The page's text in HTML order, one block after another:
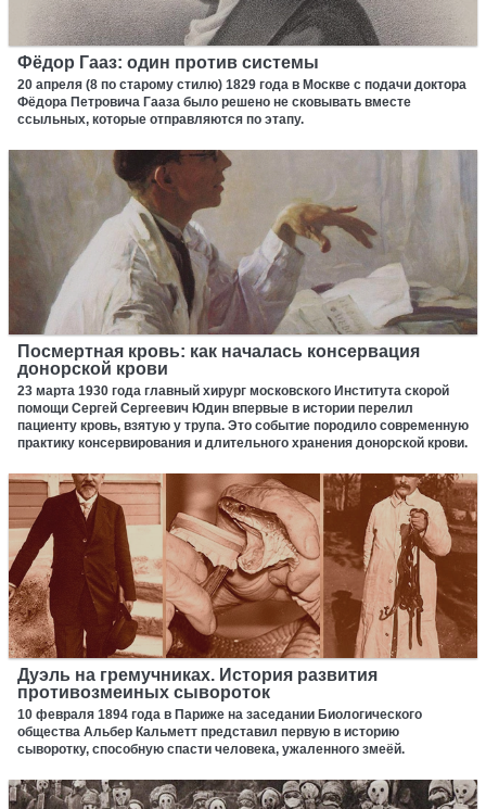
Фёдор Гааз: один против системы
20 апреля (8 по старому стилю) 1829 года в Москве с подачи доктора
Фёдора Петровича Гааза было решено не сковывать вместе
ссыльных, которые отправляются по этапу.
Посмертная кровь: как началась консервация
донорской крови
23 марта 1930 года главный хирург московского Института скорой
помощи Сергей Сергеевич Юдин впервые в истории перелил
пациенту кровь, взятую у трупа. Это событие породило современную
практику консервирования и длительного хранения донорской крови.
Дуэль на гремучниках. История развития
противозмеиных сывороток
10 февраля 1894 года в Париже на заседании Биологического
общества Альбер Кальметт представил первую в историю
сыворотку, способную спасти человека, ужаленного змеёй.